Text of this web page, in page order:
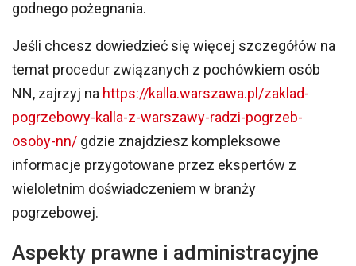
godnego pożegnania.
Jeśli chcesz dowiedzieć się więcej szczegółów na
temat procedur związanych z pochówkiem osób
NN, zajrzyj na https://kalla.warszawa.pl/zaklad-
pogrzebowy-kalla-z-warszawy-radzi-pogrzeb-
osoby-nn/ gdzie znajdziesz kompleksowe
informacje przygotowane przez ekspertów z
wieloletnim doświadczeniem w branży
pogrzebowej.
Aspekty prawne i administracyjne